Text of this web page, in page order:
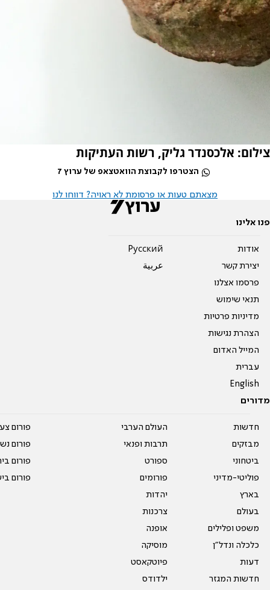
צילום: אלכסנדר גליק, רשות העתיקות
הצטרפו לקבוצת הוואטצאפ של ערוץ 7
מצאתם טעות או פרסומת לא ראויה? דווחו לנו
פנו אלינו
אודות
יצירת קשר
פרסמו אצלנו
תנאי שימוש
מדיניות פרטיות
הצהרת נגישות
המייל האדום
עברית
English
Pусский
عربية
מדורים
חדשות
מבזקים
ביטחוני
פוליטי-מדיני
בארץ
בעולם
משפט ופלילים
כלכלה ונדל"ן
דעות
חדשות המגזר
העולם הערבי
תרבות ופנאי
ספורט
פורומים
יהדות
צרכנות
אופנה
מוסיקה
פיוטקאסט
ילדודס
פורום
פורום
פורום
פורום